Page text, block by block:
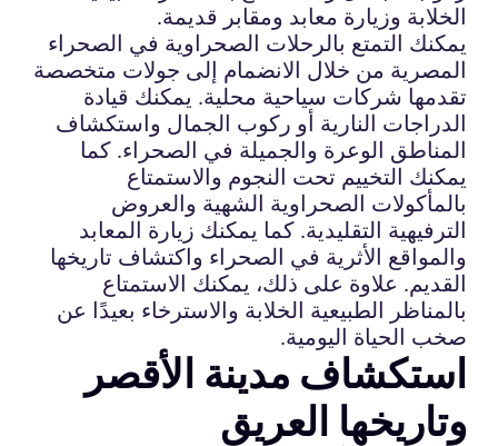
الخلابة وزيارة معابد ومقابر قديمة.
يمكنك التمتع بالرحلات الصحراوية في الصحراء
المصرية من خلال الانضمام إلى جولات متخصصة
تقدمها شركات سياحية محلية. يمكنك قيادة
الدراجات النارية أو ركوب الجمال واستكشاف
المناطق الوعرة والجميلة في الصحراء. كما
يمكنك التخييم تحت النجوم والاستمتاع
بالمأكولات الصحراوية الشهية والعروض
الترفيهية التقليدية. كما يمكنك زيارة المعابد
والمواقع الأثرية في الصحراء واكتشاف تاريخها
القديم. علاوة على ذلك، يمكنك الاستمتاع
بالمناظر الطبيعية الخلابة والاسترخاء بعيدًا عن
صخب الحياة اليومية.
استكشاف مدينة الأقصر
وتاريخها العريق